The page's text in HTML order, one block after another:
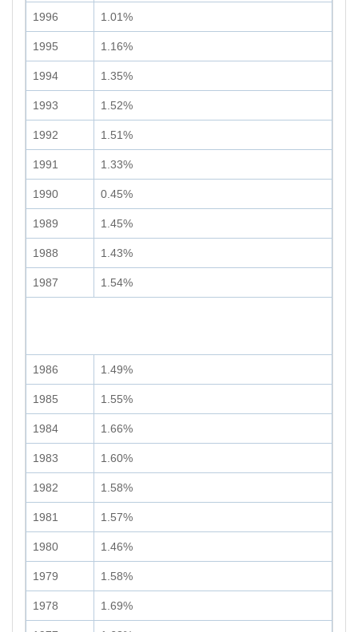
1996 1.01%
1995 1.16%
1994 1.35%
1993 1.52%
1992 1.51%
1991 1.33%
1990 0.45%
1989 1.45%
1988 1.43%
1987 1.54%
1986 1.49%
1985 1.55%
1984 1.66%
1983 1.60%
1982 1.58%
1981 1.57%
1980 1.46%
1979 1.58%
1978 1.69%